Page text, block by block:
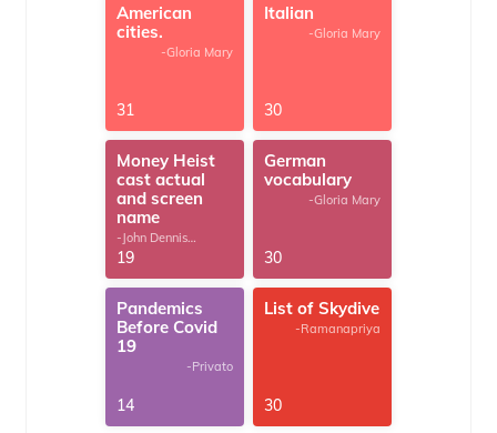
American
cities.
-Gloria Mary
31
Italian
-Gloria Mary
30
Money Heist
cast actual
and screen
name
-John Dennis
G.Thomas
19
German
vocabulary
-Gloria Mary
30
Pandemics
Before Covid
19
-Privato
14
List of Skydive
-Ramanapriya
30